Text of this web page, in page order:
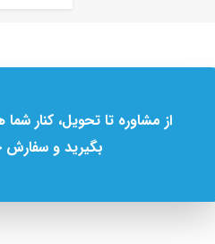
از مشاوره تا تحویل، کنار
بگیرید و سفارش